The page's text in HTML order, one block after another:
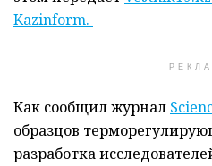
Kazinform.
Как сообщил журнал
образцов
разработка